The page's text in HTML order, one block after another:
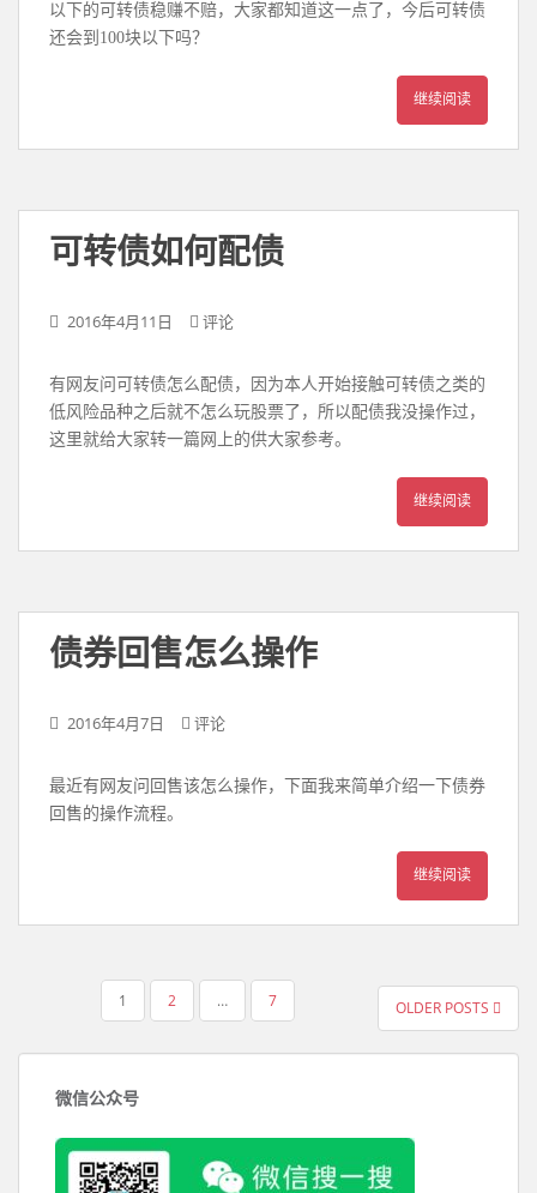
以下的可转债稳赚不赔，大家都知道这一点了，今后可转债
还会到100块以下吗？
继续阅读
可转债如何配债
2016年4月11日 评论
有网友问可转债怎么配债，因为本人开始接触可转债之类的
低风险品种之后就不怎么玩股票了，所以配债我没操作过，
这里就给大家转一篇网上的供大家参考。
继续阅读
债券回售怎么操作
2016年4月7日 评论
最近有网友问回售该怎么操作，下面我来简单介绍一下债券
回售的操作流程。
继续阅读
导
1 2 … 7 OLDER POSTS
微信公众号